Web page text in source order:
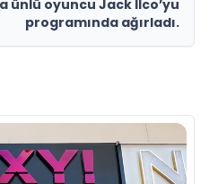
ünlü oyuncu Jack Ilco’yu
programında ağırladı.